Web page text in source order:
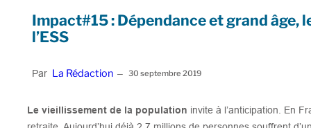
Impact#15 : Dépendance et grand âge,
l’ESS
Par La Rédaction – 30 septembre 2019
Le vieillissement de la population invite à l’anticipation. En